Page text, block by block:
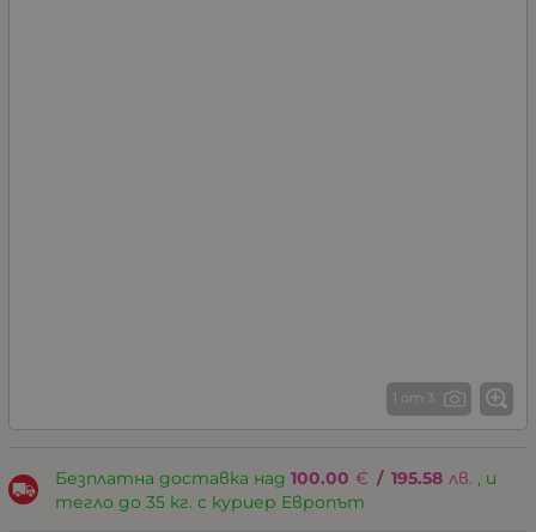
1 от 3
Безплатна доставка над 100.00 € / 195.58 лв. , и
тегло до 35 кг. с куриер Европът